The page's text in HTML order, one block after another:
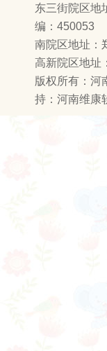
东三街院区地
编：450053
南院区地址：
高新院区地址
版权所有：河
持： 河南维康